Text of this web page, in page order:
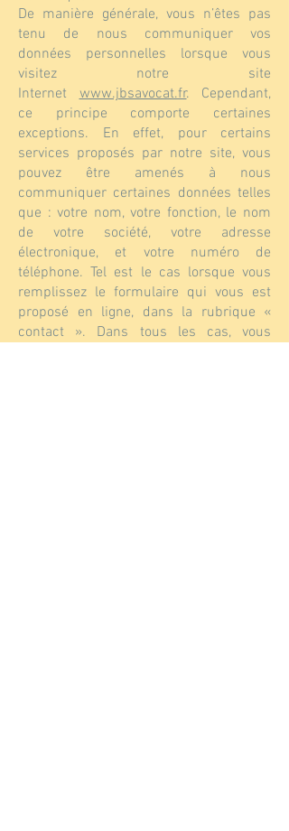
De manière générale, vous n’êtes pas
tenu de nous communiquer vos
données personnelles lorsque vous
visitez notre site
Internetwww.jbsavocat.fr. Cependant,
ce principe comporte certaines
exceptions. En effet, pour certains
services proposés par notre site, vous
pouvez être amenés à nous
communiquer certaines données telles
que : votre nom, votre fonction, le nom
de votre société, votre adresse
électronique, et votre numéro de
téléphone. Tel est le cas lorsque vous
remplissez le formulaire qui vous est
proposé en ligne, dans la rubrique «
contact ». Dans tous les cas, vous